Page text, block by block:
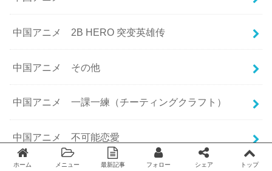
中国アニメ 2B HERO 突变英雄传
中国アニメ その他
中国アニメ 一課一練（チーティングクラフト）
中国アニメ 不可能恋愛
ホーム メニュー 最新記事 フォロー シェア トップ
Twitter facebook